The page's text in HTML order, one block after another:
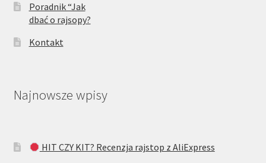
Poradnik “Jak
dbać o rajsopy?
Kontakt
Najnowsze wpisy
HIT CZY KIT? Recenzja rajstop z AliExpress